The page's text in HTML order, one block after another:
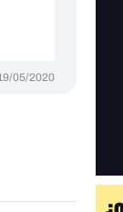
05/2020